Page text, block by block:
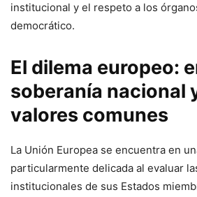
institucional y el respeto a los
democrático.
El dilema europeo:
soberanía nacional
valores comunes
La Unión Europea se encuentra en
particularmente delicada al evaluar
institucionales de sus Estados